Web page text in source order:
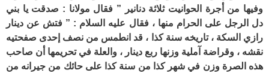
وفيها من أجرة الحوانيت ثلاثة دنانير ” فقال مولانا : صدقت يا بني
دل الرجل على الحرام منها ، فقال عليه السلام : ” فتش عن دينار
رازي السكة ، تاريخه سنة كذا ، قد انطمس من نصف إحدى صفحتيه
نقشه ، وقراضة آملية وزنها ربع دينار ، والعلة في تحريمها أن صاحب
هذه الصرة وزن في شهر كذا من سنة كذا على حائك من جيرانه من